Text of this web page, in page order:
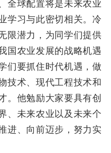
全球配置将是未来农业
学习与此密切相关。冷
限潜力，为同学们提供
国农业发展的战略机遇
们要抓住时代机遇，做
技术、现代工程技术和
。他勉励大家要具有创
、未来农业以及未来个
进、向前迈步，努力实